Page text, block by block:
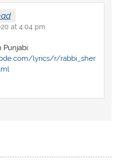
at 4:04 pm
Punjabi:
lyrics/r/rabbi_sher